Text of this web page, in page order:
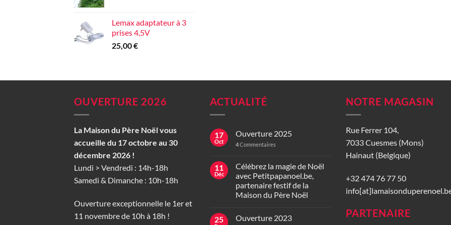
Lemax adaptateur à 3
prises 4,5V
25,00€
OUVERTURE 2026
La Maison du Père Noël vous
accueille du 17 octobre au 30
décembre 2026 !
Lundi > Vendredi : 14h-18h
Samedi & Dimanche : 10h-18h
Ouverture exceptionnelle le 1er et
11 novembre de 10h à 18h !
ACTUALITÉ
17
Oct
Ouverture 2025
4Commentaires
11
Déc
Célébrez la magie de Noël
avec Petitpapanoel.be,
partenaire festif de la
Maison du Père Noël
25 Ouverture 2023
NOTRE MAGASIN
Rue Ferrer 104,
7033 Cuesmes (Mons)
Hainaut (Belgique)
+32 474 76 77 50
PARTENAIRE